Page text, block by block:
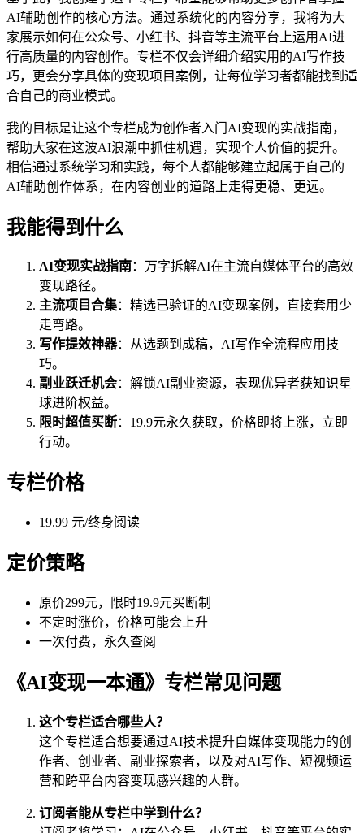
AI辅助创作的核心方法。通过系统化的内容分享，我将为大
家展示如何在公众号、小红书、抖音等主流平台上运用AI进
行高质量的内容创作。专栏不仅会详细介绍实用的AI写作技
巧，更会分享具体的变现项目案例，让每位学习者都能找到适
合自己的商业模式。
我的目标是让这个专栏成为创作者入门AI变现的实战指南，
帮助大家在这波AI浪潮中抓住机遇，实现个人价值的提升。
相信通过系统学习和实践，每个人都能够建立起属于自己的
AI辅助创作体系，在内容创业的道路上走得更稳、更远。
我能得到什么
AI变现实战指南：万字拆解AI在主流自媒体平台的高效
变现路径。
主流项目合集：精选已验证的AI变现案例，直接套用少
走弯路。
写作提效神器：从选题到成稿，AI写作全流程应用技
巧。
副业跃迁机会：解锁AI副业资源，表现优异者获知识星
球进阶权益。
限时超值买断：19.9元永久获取，价格即将上涨，立即
行动。
专栏价格
19.99 元/终身阅读
定价策略
原价299元，限时19.9元买断制
不定时涨价，价格可能会上升
一次付费，永久查阅
《AI变现一本通》专栏常见问题
这个专栏适合哪些人？
这个专栏适合想要通过AI技术提升自媒体变现能力的创
作者、创业者、副业探索者，以及对AI写作、短视频运
营和跨平台内容变现感兴趣的人群。
订阅者能从专栏中学到什么？